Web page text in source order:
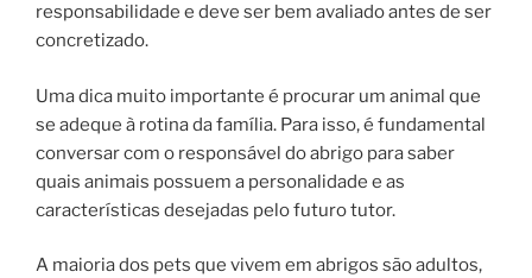
responsabilidade e deve ser bem avaliado antes de ser
concretizado.
Uma dica muito importante é procurar um animal que
se adeque à rotina da família. Para isso, é fundamental
conversar com o responsável do abrigo para saber
quais animais possuem a personalidade e as
características desejadas pelo futuro tutor.
A maioria dos pets que vivem em abrigos são adultos,